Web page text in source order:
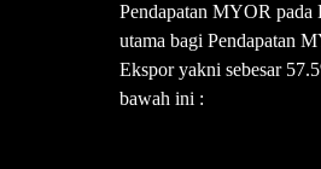
Pendapatan MYOR
utama bagi Pendapatan
Ekspor yakni sebesar
bawah ini :